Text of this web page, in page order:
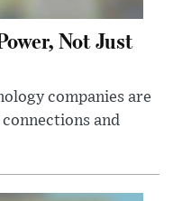
Not Just
companies are
and